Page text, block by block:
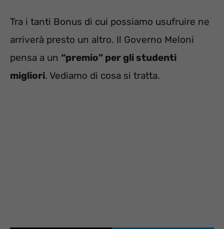
Tra i tanti Bonus di cui possiamo usufruire ne
arriverà presto un altro. Il Governo Meloni
pensa a un “premio” per gli studenti
migliori. Vediamo di cosa si tratta.